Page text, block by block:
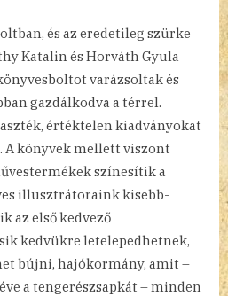
és az eredetileg szürke
Katalin és Horváth Gyula
varázsoltak és
gazdálkodva a térrel.
értéktelen kiadványokat
A könyvek mellett viszont
színesítik a
illusztrátoraink kisebb-
az első kedvező
kedvükre letelepedhetnek,
bújni, hajókormány, amit –
a tengerészsapkát – minden